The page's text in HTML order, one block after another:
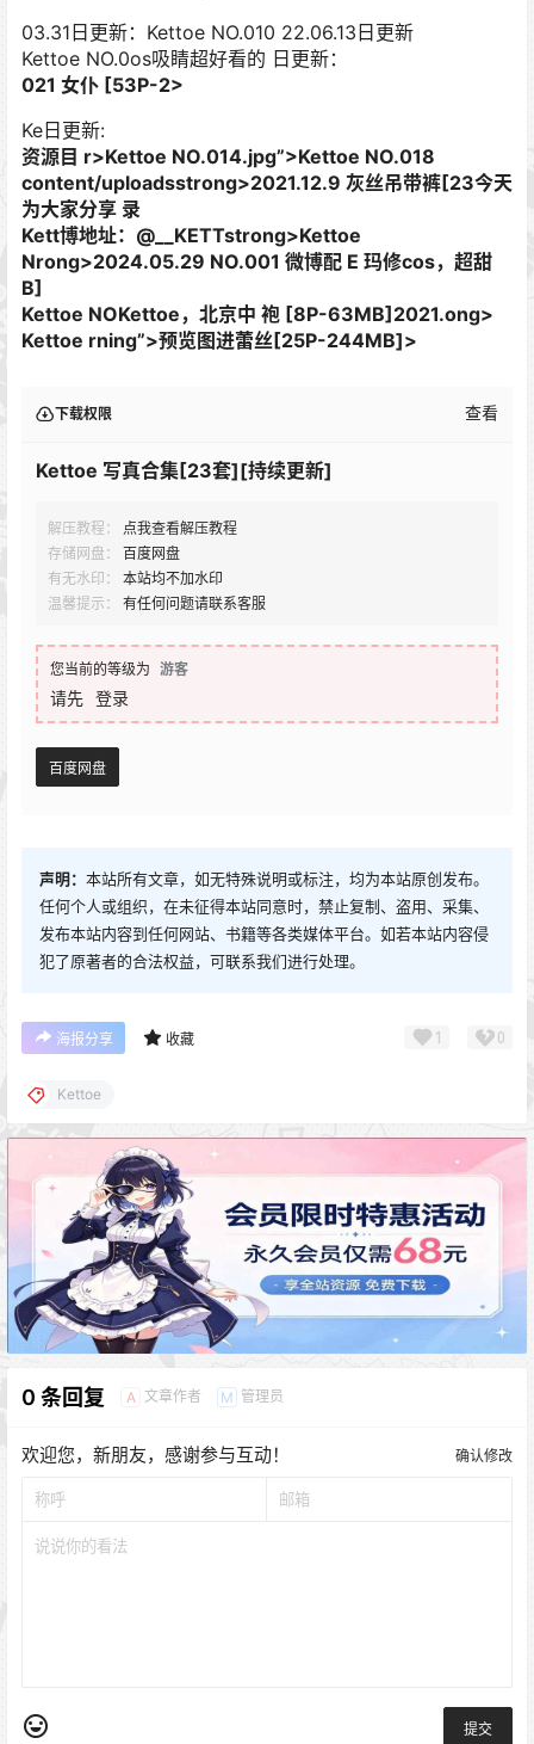
03.31日更新：Kettoe NO.010 22.06.13日更新
Kettoe NO.0os吸睛超好看的 日更新：
021 女仆 [53P-2>
Ke日更新:
资源目 r>Kettoe NO.014.jpg”>Kettoe NO.018
content/uploadsstrong>2021.12.9 灰丝吊带裤[23今天
为大家分享 录
Kett博地址：@__KETTstrong>Kettoe
Nrong>2024.05.29 NO.001 微博配 E 玛修cos，超甜
B]
Kettoe NOKettoe，北京中 袍 [8P-63MB] 2021.ong>
Kettoe rning”>预览图进蕾丝[25P-244MB]>
下载权限 查看
Kettoe 写真合集[23套][持续更新]
解压教程：
点我查看解压教程
存储网盘：
百度网盘
有无水印：
本站均不加水印
温馨提示：
有任何问题请联系客服
您当前的等级为 游客
请先 登录
百度网盘
声明： 本站所有文章，如无特殊说明或标注，均为本站原创发布。
任何个人或组织，在未征得本站同意时，禁止复制、盗用、采集、
发布本站内容到任何网站、书籍等各类媒体平台。如若本站内容侵
犯了原著者的合法权益，可联系我们进行处理。
海报分享 收藏 1 0
Kettoe
0 条回复 A 文章作者 M 管理员
欢迎您，新朋友，感谢参与互动！ 确认修改
提交